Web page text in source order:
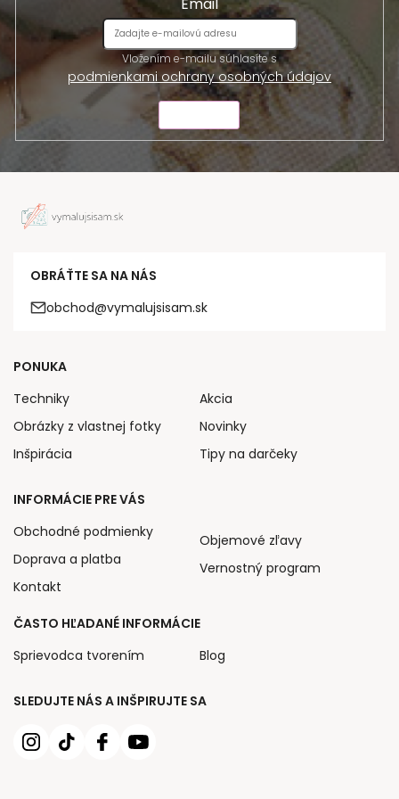
Vložením e-mailu súhlasíte s
podmienkami ochrany osobných údajov
OBRÁŤTE SA NA NÁS
obchod@vymalujsisam.sk
SLEDUJTE NÁS A INŠPIRUJTE SA
PONUKA
Techniky
Obrázky z vlastnej fotky
Inšpirácia
Akcia
Novinky
Tipy na darčeky
INFORMÁCIE PRE VÁS
Obchodné podmienky
Doprava a platba
Kontakt
Objemové zľavy
Vernostný program
ČASTO HĽADANÉ INFORMÁCIE
Sprievodca tvorením
Blog